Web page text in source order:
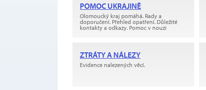
POMOC UKRAJINĚ
Olomoucký kraj pomáhá. Rady a
doporučení. Přehled opatření. Důležité
kontakty a odkazy. Pomoc v nouzi
ZTRÁTY A NÁLEZY
Evidence nalezených věcí.